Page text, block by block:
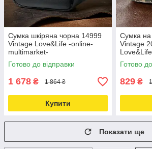
Сумка шкіряна чорна 14999
Vintage Love&Life -online-
multimarket-
Готово до відправки
1 678 ₴ 1 864 ₴
Купити
Сумка на
Vintage
Готово
829 ₴
Показати ще